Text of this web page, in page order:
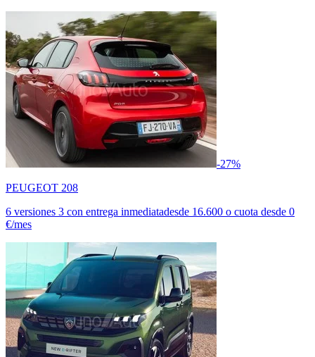
-27%
PEUGEOT 208
6 versiones 3 con entrega inmediatadesde 16.600 o cuota desde 0
€/mes